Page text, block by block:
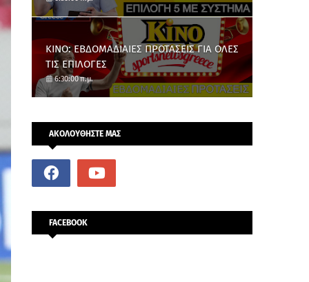
ΚΙΝΟ: ΕΒΔΟΜΑΔΙΑΙΕΣ ΠΡΟΤΑΣΕΙΣ ΓΙΑ ΟΛΕΣ
ΤΙΣ ΕΠΙΛΟΓΕΣ
6:30:00 π.μ.
ΑΚΟΛΟΥΘΗΣΤΕ ΜΑΣ
FACEBOOK